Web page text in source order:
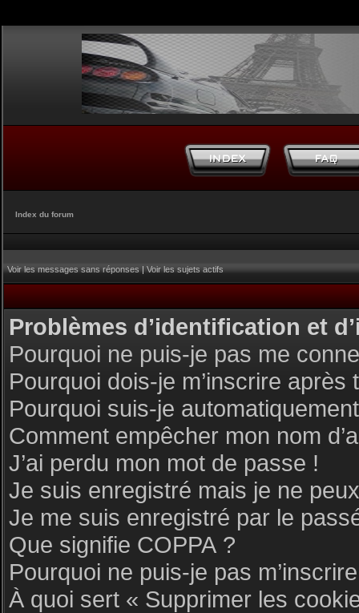
Index du forum
Voir les messages sans réponses|Voir les sujets actifs
Problèmes d’identification et
Pourquoi ne puis-je pas me
Pourquoi dois-je m’inscrire après
Pourquoi suis-je
Comment empêcher mon nom
J’ai perdu mon mot de passe !
Je suis enregistré mais je ne
Je me suis enregistré par le
Que signifie COPPA ?
Pourquoi ne puis-je pas
À quoi sert « Supprimer les